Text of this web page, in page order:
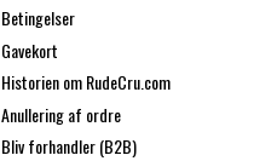
Betingelser
Gavekort
Historien om RudeCru.com
Anullering af ordre
Bliv forhandler (B2B)